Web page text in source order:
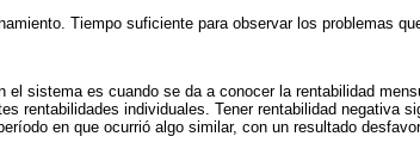
Tiempo suficiente para observar los problemas
sistema es cuando se da a conocer la rentabilidad
rentabilidades individuales. Tener rentabilidad negativa
en que ocurrió algo similar, con un resultado